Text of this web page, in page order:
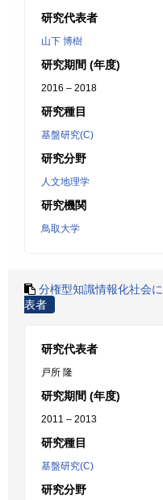
研究代表者
山下 博樹
研究期間 (年度)
2016 – 2018
研究種目
基盤研究(C)
研究分野
人文地理学
研究機関
鳥取大学
分権型知識情報化社会
表者
研究代表者
戸所 隆
研究期間 (年度)
2011 – 2013
研究種目
基盤研究(C)
研究分野